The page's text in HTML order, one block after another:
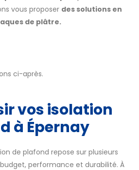
vous proposer des solutions en
de plâtre.
ci-après.
vos isolation
à Épernay
de plafond repose sur plusieurs
performance et durabilité. À